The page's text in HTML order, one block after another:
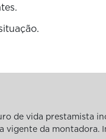
de vida prestamista
da